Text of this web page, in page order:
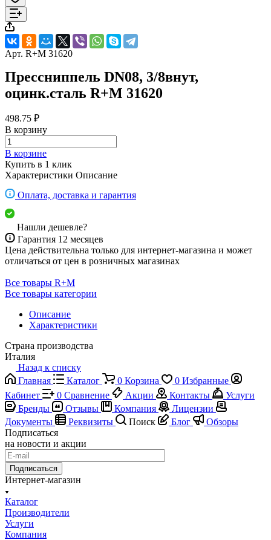
Арт. R+M 31620
Прессниппель DN08, 3/8внут,
оцинк.сталь R+M 31620
498.75 ₽
В корзину
В корзине
Купить в 1 клик
Характеристики Описание
Оплата, доставка и гарантия
Нашли дешевле?
Гарантия 12 месяцев
Цена действительна только для интернет-магазина и может
отличаться от цен в розничных магазинах
Все товары R+M
Все товары категории
Описание
Характеристики
Страна производства
Италия
Назад к списку
Главная
Каталог 0 Корзина 0 Избранные
Кабинет
0 Сравнение Акции Контакты
Услуги
Бренды
Отзывы Компания
Лицензии
Документы
Реквизиты Поиск Блог
Обзоры
Подписаться
на новости и акции
Подписаться
Интернет-магазин
Каталог
Производители
Услуги
Компания